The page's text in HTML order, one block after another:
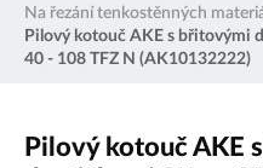
Na řezání tenkostěnných
Pilový kotouč AKE s břitovými
40 - 108 TFZ N (AK10132222)
Pilový kotouč AKE